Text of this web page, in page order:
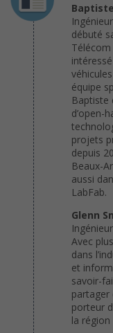
débuté
Télécom
équipe
Baptiste
d’open-
projets
depuis
Beaux-
aussi
LabFab.
Glenn
Avec
dans
et
savoir-
partager
porteur
la région